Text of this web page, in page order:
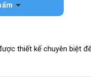
thiết kế chuyên biệt